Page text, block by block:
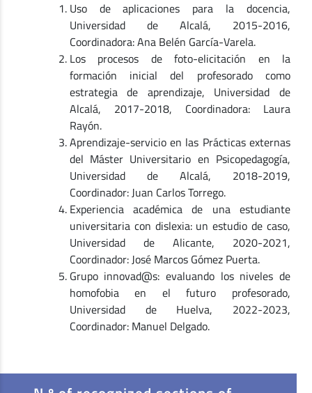
Uso de aplicaciones para la docencia,
Universidad de Alcalá, 2015-2016,
Coordinadora: Ana Belén García-Varela.
Los procesos de foto-elicitación en la
formación inicial del profesorado como
estrategia de aprendizaje, Universidad de
Alcalá, 2017-2018, Coordinadora: Laura
Rayón.
Aprendizaje-servicio en las Prácticas externas
del Máster Universitario en Psicopedagogía,
Universidad de Alcalá, 2018-2019,
Coordinador: Juan Carlos Torrego.
Experiencia académica de una estudiante
universitaria con dislexia: un estudio de caso,
Universidad de Alicante, 2020-2021,
Coordinador: José Marcos Gómez Puerta.
Grupo innovad@s: evaluando los niveles de
homofobia en el futuro profesorado,
Universidad de Huelva, 2022-2023,
Coordinador: Manuel Delgado.